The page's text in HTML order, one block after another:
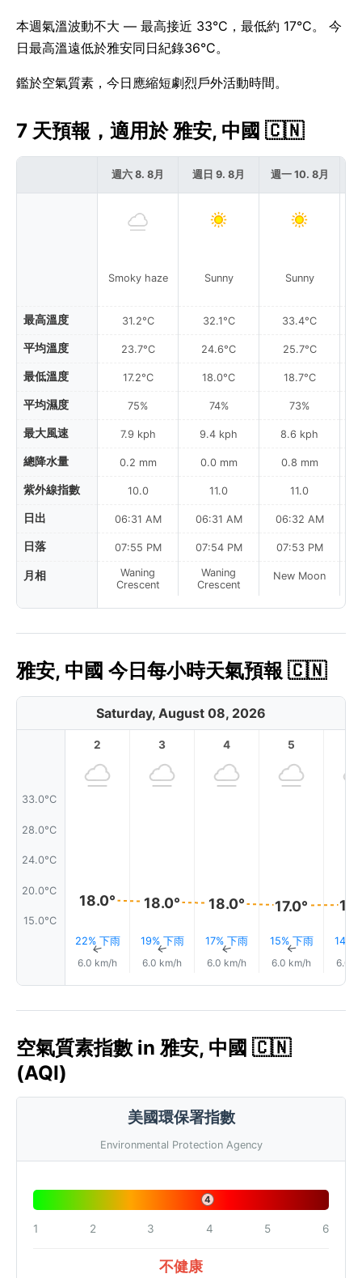
本週氣溫波動不大 — 最高接近 33°C，最低約 17°C。 今
日最高溫遠低於雅安同日紀錄36°C。
鑑於空氣質素，今日應縮短劇烈戶外活動時間。
7 天預報，適用於 雅安, 中國 🇨🇳
最高溫度
平均溫度
最低溫度
平均濕度
最大風速
總降水量
紫外線指數
日出
日落
月相
週六 8. 8月
Smoky haze
31.2°C
23.7°C
17.2°C
75%
7.9 kph
0.2 mm
10.0
06:31 AM
07:55 PM
Waning
Crescent
週日 9. 8月
Sunny
32.1°C
24.6°C
18.0°C
74%
9.4 kph
0.0 mm
11.0
06:31 AM
07:54 PM
Waning
Crescent
週一 10. 8月
Sunny
33.4°C
25.7°C
18.7°C
73%
8.6 kph
0.8 mm
11.0
06:32 AM
07:53 PM
New Moon
雅安, 中國 今日每小時天氣預報 🇨🇳
Saturday, August 08, 2026
33.0°C
28.0°C
24.0°C
20.0°C
15.0°C
2
18.0°
22% 下雨
↑
6.0 km/h
3
18.0°
19% 下雨
↑
6.0 km/h
4
18.0°
17% 下雨
↑
6.0 km/h
5
17.0°
15% 下雨
↑
6.0 km/h
14%
6.0
空氣質素指數 in 雅安, 中國 🇨🇳
(AQI)
美國環保署指數
Environmental Protection Agency
4
1 2 3 4 5 6
不健康